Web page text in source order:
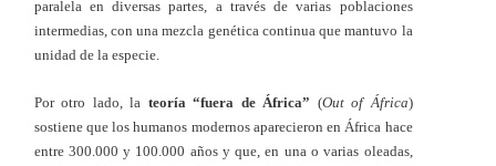
paralela en diversas partes, a través de varias poblaciones
intermedias, con una mezcla genética continua que mantuvo la
unidad de la especie.
Por otro lado, la teoría “fuera de África” (Out of África)
sostiene que los humanos modernos aparecieron en África hace
entre 300.000 y 100.000 años y que, en una o varias oleadas,